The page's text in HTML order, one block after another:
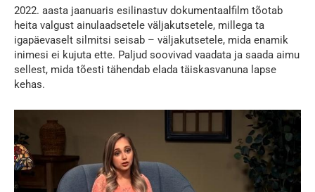
2022. aasta jaanuaris esilinastuv dokumentaalfilm tõotab
heita valgust ainulaadsetele väljakutsetele, millega ta
igapäevaselt silmitsi seisab – väljakutsetele, mida enamik
inimesi ei kujuta ette. Paljud soovivad vaadata ja saada aimu
sellest, mida tõesti tähendab elada täiskasvanuna lapse
kehas.